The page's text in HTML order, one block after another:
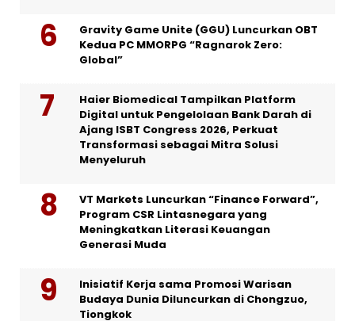
Gravity Game Unite (GGU) Luncurkan OBT
Kedua PC MMORPG “Ragnarok Zero:
Global”
Haier Biomedical Tampilkan Platform
Digital untuk Pengelolaan Bank Darah di
Ajang ISBT Congress 2026, Perkuat
Transformasi sebagai Mitra Solusi
Menyeluruh
VT Markets Luncurkan “Finance Forward”,
Program CSR Lintasnegara yang
Meningkatkan Literasi Keuangan
Generasi Muda
Inisiatif Kerja sama Promosi Warisan
Budaya Dunia Diluncurkan di Chongzuo,
Tiongkok